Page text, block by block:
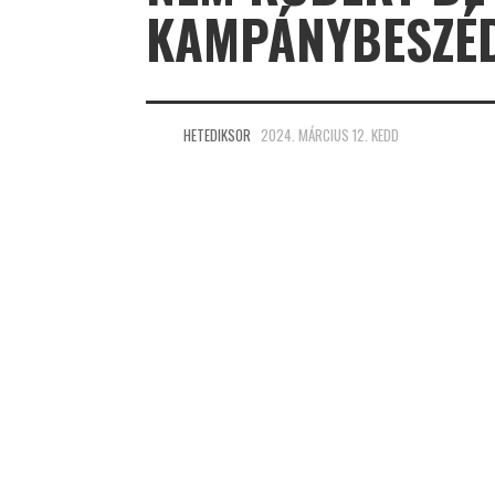
HETEDIKSOR 2024. MÁRCIUS 12. KEDD